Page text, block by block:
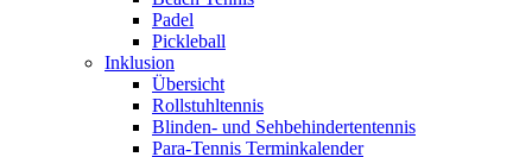
Padel
Pickleball
Inklusion
Übersicht
Rollstuhltennis
Blinden- und Sehbehindertentennis
Para-Tennis Terminkalender